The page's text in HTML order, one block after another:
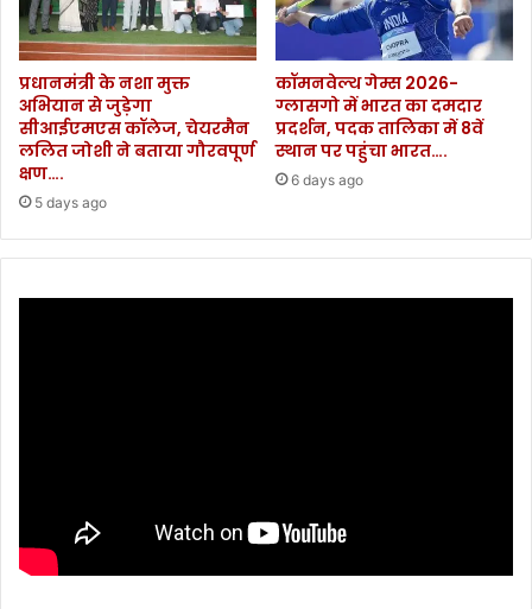
प्रधानमंत्री के नशा मुक्त
अभियान से जुड़ेगा
सीआईएमएस कॉलेज, चेयरमैन
ललित जोशी ने बताया गौरवपूर्ण
क्षण….
5 days ago
कॉमनवेल्थ गेम्स 2026-
ग्लासगो में भारत का दमदार
प्रदर्शन, पदक तालिका में 8वें
स्थान पर पहुंचा भारत….
6 days ago